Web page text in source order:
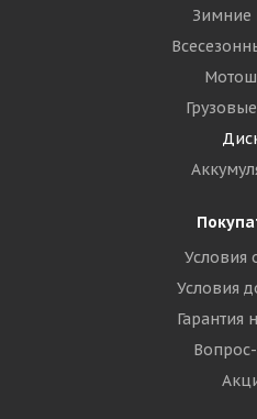
Условия
Условия
Гарантия